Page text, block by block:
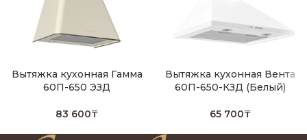
Вытяжка кухонная Гамма
60П-650 ЭЗД
83 600₸
Вытяжка кухонная Вента
60П-650-КЗД (Белый)
65 700₸